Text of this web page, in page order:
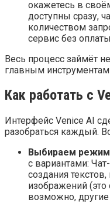
окажетесь в
доступны сразу,
количеством
сервис без
Весь процесс займёт
главным
Как работать с
Интерфейс Venice AI
разобраться каждый.
Выбираем
с вариантами:
создания
изображений (это
возможно,